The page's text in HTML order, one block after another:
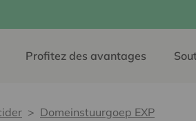
Profitez des avantages
Domeinstuurgoep EXP